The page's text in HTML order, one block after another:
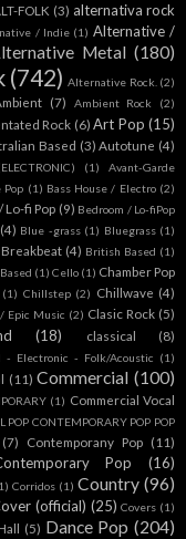
FOLK (3) alternativa rock
/ Indie (1) Alternative /
Metal (180)
(742) Alternative Rock. (2)
(7) Ambient Rock (2)
Rock (6) Art Pop (15)
Based (3) Autotune (4)
(1)
Avant-Garde
Pop (1) Bass House / Electro (2)
Lo-fi Pop (9) Bedroom / Lo-fiPop
(4) Blue -grass (1) Bluegrass (1)
Breakbeat (4) British Based (1)
(1) Cello (1) Chamber Pop
(1) Chillstep (2) Chillwave (4)
Epic Music (2) Clasic Rock (5)
(18) classical (8)
- Electronic - Folk/Acoustic (1)
(11) Commercial (100)
(1) Commercial Vocal
CONTEMPORARY POP POP
(7) Contemporany Pop (11)
Pop
(16)
Corridos (1) Country (96)
(official) (25) Covers (1)
(5) Dance Pop (204)